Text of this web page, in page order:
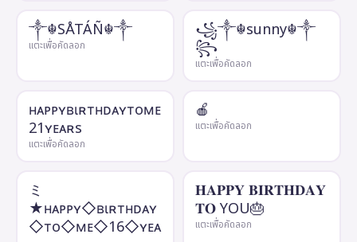
༒☬SÅTÁÑ☬༒
แตะเพื่อคัดลอก
꧁༒☬sunny☬༒
꧂
แตะเพื่อคัดลอก
нᴀᴘᴘʏʙιʀтнᴅᴀʏтoмᴇ
21ʏᴇᴀʀs
แตะเพื่อคัดลอก
🍎
แตะเพื่อคัดลอก
ミ
★нᴀᴘᴘʏ◇ʙιʀтнᴅᴀʏ
◇тo◇мᴇ◇16◇ʏᴇᴀ
𝐇𝐀𝐏𝐏𝐘 𝐁𝐈𝐑𝐓𝐇𝐃𝐀𝐘
𝐓𝐎 YOU🎂
แตะเพื่อคัดลอก